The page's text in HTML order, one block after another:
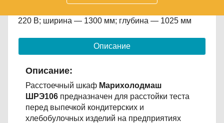
220 В; ширина — 1300 мм; глубина — 1025 мм
Описание
Описание:
Расстоечный шкаф Марихолодмаш
ШРЭ106 предназначен для расстойки теста
перед выпечкой кондитерских и
хлебобулочных изделий на предприятиях